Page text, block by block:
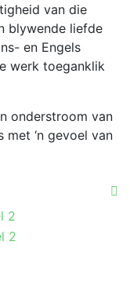
van die
blywende liefde
en Engels
werk toeganklik
onderstroom van
‘n gevoel van